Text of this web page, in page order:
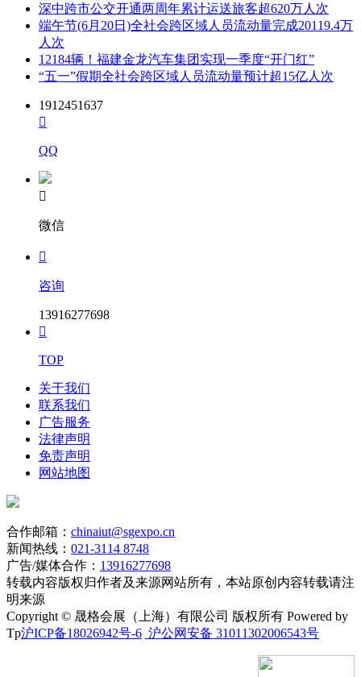
深中跨市公交开通两周年累计运送旅客超620万人次
端午节(6月20日)全社会跨区域人员流动量完成20119.4万
人次
12184辆！福建金龙汽车集团实现一季度“开门红”
“五一”假期全社会跨区域人员流动量预计超15亿人次
1912451637

QQ

微信

咨询
13916277698

TOP
关于我们
联系我们
广告服务
法律声明
免责声明
网站地图
合作邮箱： chinaiut@sgexpo.cn
新闻热线： 021-3114 8748
广告/媒体合作： 13916277698
转载内容版权归作者及来源网站所有，本站原创内容转载请注
明来源
Copyright © 晟格会展（上海）有限公司 版权所有 Powered by
Tp沪ICP备18026942号-6 沪公网安备 31011302006543号